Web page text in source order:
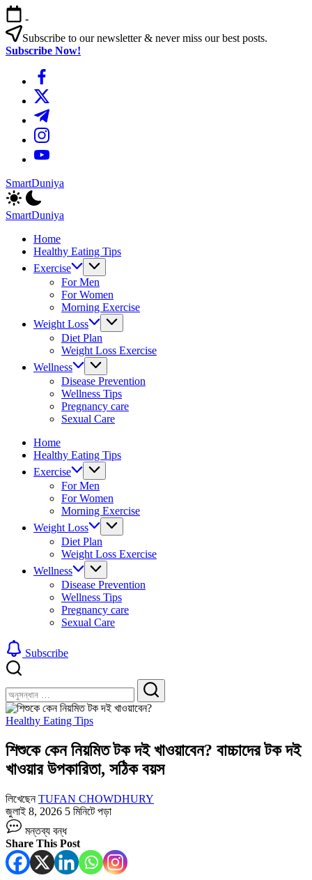
এড়িয়ে
লেখায়
যান
-
Subscribe to our newsletter & never miss our best posts.
Subscribe Now!
https://www.facebook.com/
https://twitter.com/
https://t.me/
https://www.instagram.com/
https://youtube.com/
SmartDuniya
Be
Smart
&
Happy
Life
with
health
SmartDuniya
Smart
Happy
fitness
Home
Healthy Eating Tips
Exercise
For Men
For Women
Morning Exercise
Weight Loss
Diet Plan
Weight Loss Exercise
Wellness
Disease Prevention
Wellness Tips
Pregnancy care
Sexual Care
Home
Healthy Eating Tips
Exercise
For Men
For Women
Morning Exercise
Weight Loss
Diet Plan
Weight Loss Exercise
Wellness
Disease Prevention
Wellness Tips
Pregnancy care
Sexual Care
Subscribe
করুন
খুঁজুন
খুঁজুন
Healthy Eating Tips
শিশুকে কেন নিয়মিত টক দই খাওয়াবেন? বাচ্চাদের টক দই
খাওয়ার উপকারিতা, সঠিক বয়স
লিখেছেনTUFAN CHOWDHURY
জুলাই 8, 2026 5 মিনিটে পড়া
কেন
নিয়মিত
টক
দই
মন্তব্য বন্ধ
Share This Post